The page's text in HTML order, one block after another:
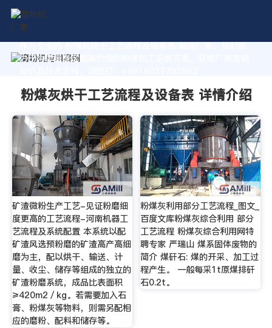
作为专业的 粉煤灰烘干工艺流程及设备表 制造厂家，我们致
力于为您量身定制高价值的粉体加工系统方案。获取厂家直销
粉煤灰烘干工艺流程及设备表 详情介绍
矿渣微粉生产工艺-见证粉磨细
度更高的工艺流程-河南机器工
艺流程及系统配置 本系统以配
矿渣风选预粉磨的矿渣高产高细
磨为主，配以烘干、输送、计
量、收尘、储存等组成的独立的
矿渣粉磨系统，成品比表面积
≥420m2／kg。若需要加入石
膏、粉煤灰等物料，则需另配相
应的磨粉、配料和储存等。
粉煤灰利用部分工艺流程_图文_
百度文库粉煤灰综合利用 部分
工艺流程 粉煤灰综合利用网特
聘专家 严瑞山 煤系固体废物的
简介 煤矸石: 煤的开采、加工过
程产生。 一般每采1t原煤排矸
石0.2t。